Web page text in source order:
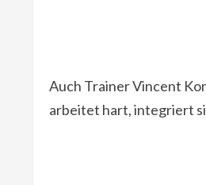
Auch Trainer Vincent
arbeitet hart, integriert